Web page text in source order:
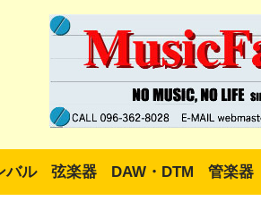
バル 弦楽器 DAW・DTM 管楽器